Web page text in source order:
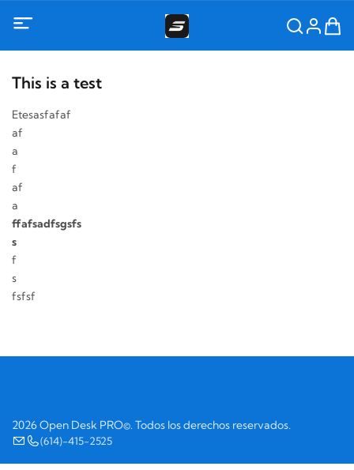
This is a test
Etesasfafaf
af
a
f
af
a
ffafsadfsgsfs
s
f
s
fsfsf
2026 Open Desk PRO©. Todos los derechos reservados.
(614)-415-2525